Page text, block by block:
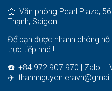
🌼: Văn phòng Pearl Plaza,
Thạnh, Saigon
Để bạn được nhanh chóng
trực tiếp nhé !
☎️: +84.972.907.970 | Zalo –
✈️: